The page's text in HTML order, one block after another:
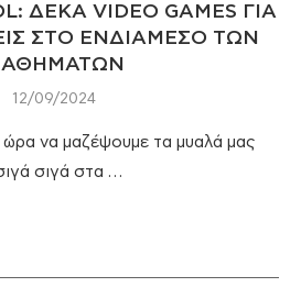
ΔΕΚΑ VIDEO GAMES ΓΙΑ
ΣΤΟ ΕΝΔΙΑΜΕΣΟ ΤΩΝ
12/09/2024
ώρα να μαζέψουμε τα μυαλά μας
σιγά στα …